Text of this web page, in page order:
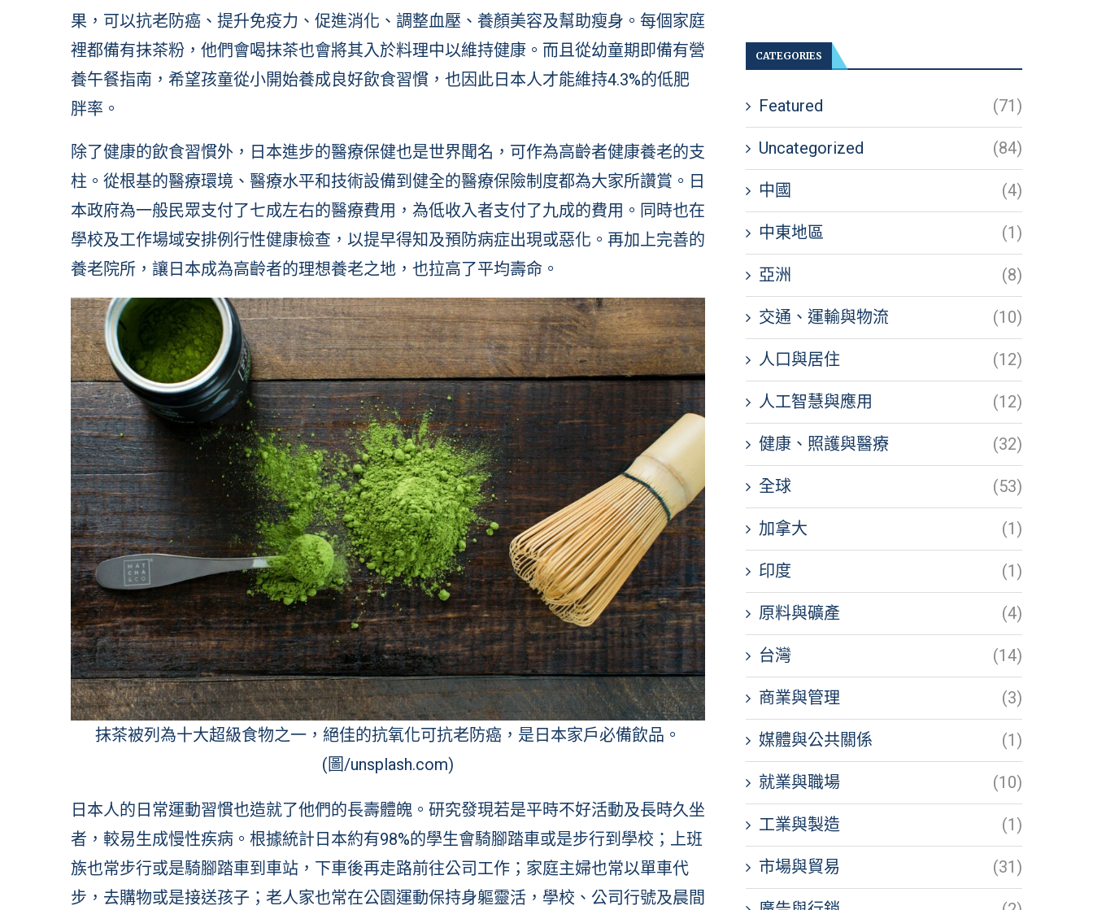
果，可以抗老防癌、提升免疫力、促進消化、調整血壓、養顏美容及幫助瘦身。每個家庭
裡都備有抹茶粉，他們會喝抹茶也會將其入於料理中以維持健康。而且從幼童期即備有營
養午餐指南，希望孩童從小開始養成良好飲食習慣，也因此日本人才能維持4.3%的低肥
胖率。
除了健康的飲食習慣外，日本進步的醫療保健也是世界聞名，可作為高齡者健康養老的支
柱。從根基的醫療環境、醫療水平和技術設備到健全的醫療保險制度都為大家所讚賞。日
本政府為一般民眾支付了七成左右的醫療費用，為低收入者支付了九成的費用。同時也在
學校及工作場域安排例行性健康檢查，以提早得知及預防病症出現或惡化。再加上完善的
養老院所，讓日本成為高齡者的理想養老之地，也拉高了平均壽命。
抹茶被列為十大超級食物之一，絕佳的抗氧化可抗老防癌，是日本家戶必備飲品。
(圖/unsplash.com)
日本人的日常運動習慣也造就了他們的長壽體魄。研究發現若是平時不好活動及長時久坐
者，較易生成慢性疾病。根據統計日本約有98%的學生會騎腳踏車或是步行到學校；上班
族也常步行或是騎腳踏車到車站，下車後再走路前往公司工作；家庭主婦也常以單車代
步，去購物或是接送孩子；老人家也常在公園運動保持身軀靈活，學校、公司行號及晨間
CATEGORIES
Featured (71)
Uncategorized (84)
中國 (4)
中東地區 (1)
亞洲 (8)
交通、運輸與物流 (10)
人口與居住 (12)
人工智慧與應用 (12)
健康、照護與醫療 (32)
全球 (53)
加拿大 (1)
印度 (1)
原料與礦產 (4)
台灣 (14)
商業與管理 (3)
媒體與公共關係 (1)
就業與職場 (10)
工業與製造 (1)
市場與貿易 (31)